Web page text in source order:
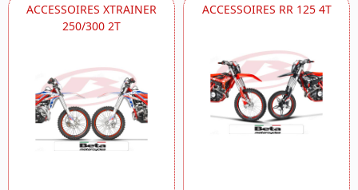
ACCESSOIRES XTRAINER
250/300 2T
ACCESSOIRES RR 125 4T